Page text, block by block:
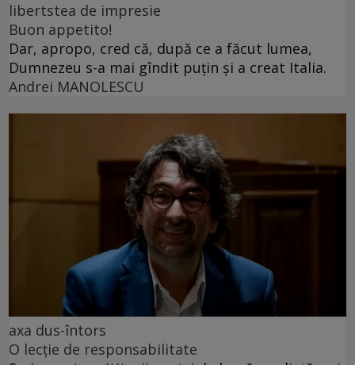
libertstea de impresie
Buon appetito!
Dar, apropo, cred că, după ce a făcut lumea,
Dumnezeu s-a mai gîndit puțin și a creat Italia.
Andrei MANOLESCU
axa dus-întors
O lecție de responsabilitate